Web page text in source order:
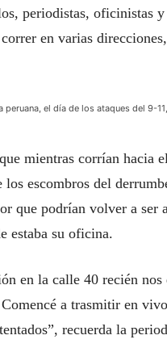
periodistas, oficinistas
en varias
el día de los ataques del 9-
mientras corrían hacia
escombros del
que podrían volver a ser
estaba su oficina.
en la calle 40 recién nos
a trasmitir en
recuerda la